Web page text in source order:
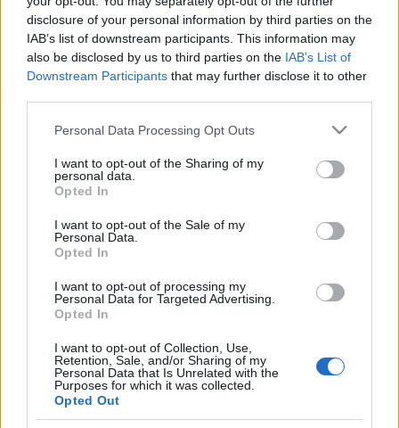
disclosure of your personal information by third parties on the
IAB’s list of downstream participants. This information may
also be disclosed by us to third parties on the IAB’s List of
Downstream Participants that may further disclose it to other
Please note that this website/app uses one or more Google
not limited to your visit or usage behaviour. You may click to
grant or deny consent to Google and its third-party tags to
use your data for below specified purposes in below Google
consent section.
Personal Data Processing Opt Outs
I want to opt-out of the Sharing of my
personal data.
Opted In
I want to opt-out of the Sale of my
Personal Data.
Opted In
I want to opt-out of processing my
Personal Data for Targeted Advertising.
Opted In
I want to opt-out of Collection, Use,
Retention, Sale, and/or Sharing of my
Personal Data that Is Unrelated with the
Purposes for which it was collected.
Opted Out
várják az érdeklődőket.